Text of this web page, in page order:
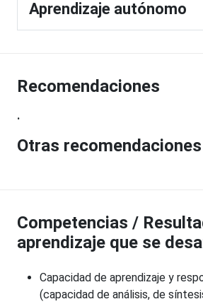
Aprendizaje autónomo
Recomendaciones
.
Otras recomendaciones
Competencias /
aprendizaje que se
Capacidad de aprendizaje y
(capacidad de análisis, de